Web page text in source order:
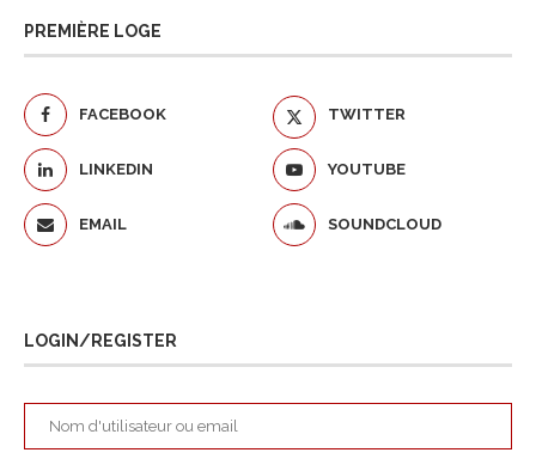
PREMIÈRE LOGE
FACEBOOK TWITTER
LINKEDIN YOUTUBE
EMAIL SOUNDCLOUD
LOGIN/REGISTER